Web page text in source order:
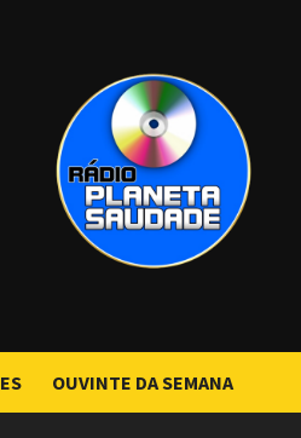
OUVINTE DA SEMANA